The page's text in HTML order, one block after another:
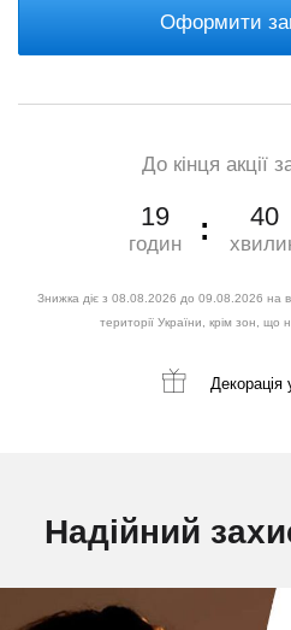
Оформити
До кінця акції
19
годин
40
Знижка діє з 08.08.2026 до 09.08.2026 на
території України, крім зон,
Декорація
Надійний